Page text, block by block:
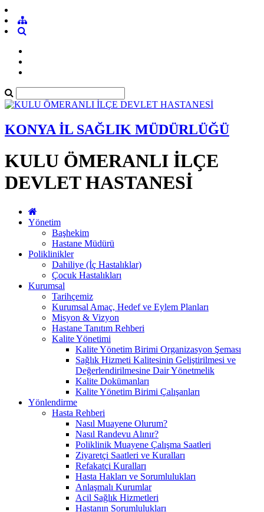
KONYA İL SAĞLIK MÜDÜRLÜĞÜ
KULU ÖMERANLI İLÇE
DEVLET HASTANESİ
Yönetim
Başhekim
Hastane Müdürü
Poliklinikler
Dahiliye (İç Hastalıklar)
Çocuk Hastalıkları
Kurumsal
Tarihçemiz
Kurumsal Amaç, Hedef ve Eylem Planları
Misyon & Vizyon
Hastane Tanıtım Rehberi
Kalite Yönetimi
Kalite Yönetim Birimi Organizasyon Şeması
Sağlık Hizmeti Kalitesinin Geliştirilmesi ve
Değerlendirilmesine Dair Yönetmelik
Kalite Dokümanları
Kalite Yönetim Birimi Çalışanları
Yönlendirme
Hasta Rehberi
Nasıl Muayene Olurum?
Nasıl Randevu Alınır?
Poliklinik Muayene Çalışma Saatleri
Ziyaretçi Saatleri ve Kuralları
Refakatçi Kuralları
Hasta Hakları ve Sorumlulukları
Anlaşmalı Kurumlar
Acil Sağlık Hizmetleri
Hastanın Sorumlulukları